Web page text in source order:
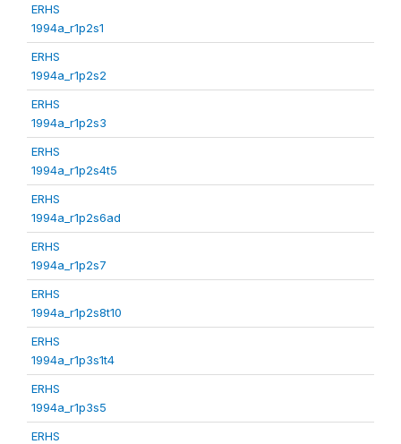
ERHS
1994a_r1p2s1
ERHS
1994a_r1p2s2
ERHS
1994a_r1p2s3
ERHS
1994a_r1p2s4t5
ERHS
1994a_r1p2s6ad
ERHS
1994a_r1p2s7
ERHS
1994a_r1p2s8t10
ERHS
1994a_r1p3s1t4
ERHS
1994a_r1p3s5
ERHS